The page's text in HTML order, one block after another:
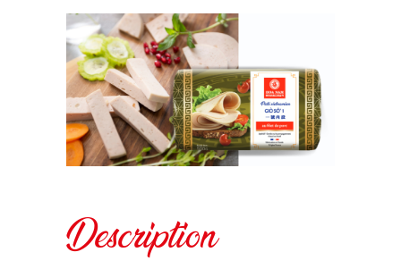
Description